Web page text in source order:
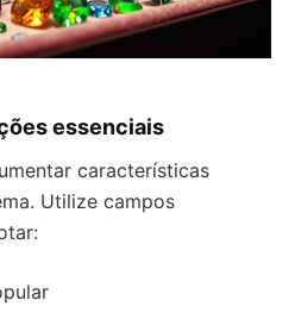
essenciais
características
Utilize campos